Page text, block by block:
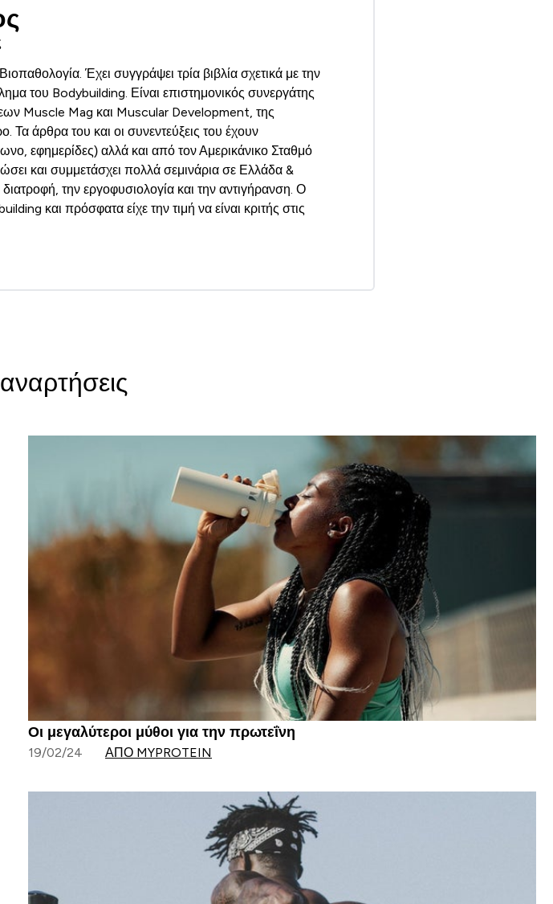
Έχει συγγράψει τρία βιβλία σχετικά με την
του Bodybuilding. Είναι επιστημονικός συνεργάτης
Muscle Mag και Muscular Development, της
άρθρα του και οι συνεντεύξεις του έχουν
εφημερίδες) αλλά και από τον Αμερικάνικο Σταθμό
και συμμετάσχει πολλά σεμινάρια σε Ελλάδα &
την εργοφυσιολογία και την αντιγήρανση. Ο
και πρόσφατα είχε την τιμή να είναι κριτής στις
Οι μεγαλύτεροι μύθοι για την πρωτεΐνη
19/02/24 ΑΠΌ MYPROTEIN